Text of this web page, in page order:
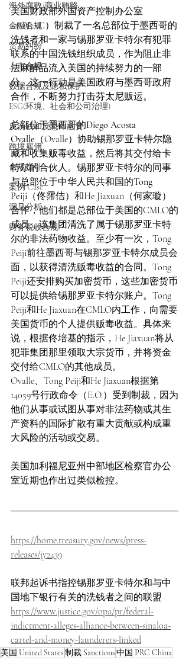
海外腐败/商业贿赂
金融合规
贸易纠纷
上市合规
数据合规及隐私保护
ESG(环境、社会和公司治理)
反洗钱和反恐怖融资
跨境雇佣
合规指引
案例 Case
洞见分析
财务税收合规
美国财政部外国资产控制办公室
（OFAC）制裁了一名总部位于墨西哥的
洗钱者和一家与锡那罗亚卡特尔有犯罪
联系的中国洗钱组织成员，作为阻止非
法麻醉品流入美国的持续努力的一部
分。这一行动是美国政府与墨西哥政府
合作，不断努力打击芬太尼贩运。
总部位于墨西哥的Diego Acosta
Ovalle （Ovalle）协助锡那罗亚卡特尔隐
藏和收集贩毒收益，然后将其交付给卡
特尔的合伙人。锡那罗亚卡特尔的同事
与总部位于中华人民共和国的Tong
Peiji （佟霈佶）和He Jiaxuan（何家璇）
合作，他们都是总部位于美国的CMLO的
成员，该集团清洗了属于锡那罗亚卡特
尔的非法药物收益。至少有一次，Tong
Peiji前往墨西哥与锡那罗亚卡特尔成员会
面，以获得清洗贩毒收益的合同。Tong
Peiji还安排购买加密货币，这些加密货币
可以提供给锡那罗亚卡特尔账户。Tong
Peiji和He Jiaxuan在CMLO内工作，向需要
美国货币的个人提供贩毒收益。具体来
说，根据佟培基的指示，He Jiaxuan将从
犯罪集团那里领取大宗货币，并将资金
交付给CMLO的其他成员。
Ovalle、Tong Peiji和He Jiaxuan根据第
14059号行政命令（E.O.）受到制裁，因为
他们从事或试图从事对非法药物或其生
产资料的国际扩散有重大贡献或构成重
大风险的活动或交易。
美国加利福尼亚州中部地区检察官办公
室近期也作出过类似检控。
https://home.treasury.gov/news/press-
releases/jy2439
联邦起诉书指控锡那罗亚卡特尔和与中
国地下银行有关的洗钱者之间的联盟
https://www.justice.gov/opa/pr/federal-
indictment-alleges-alliance-between-sinaloa-
cartel-and-money-launderers-linked
美国 United States制裁 Sanctions中国 PRC China